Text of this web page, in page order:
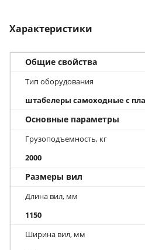
Характеристики
Общие свойства
Тип оборудования
штабелеры самоходные с
Основные параметры
Грузоподъемность, кг
2000
Размеры вил
Длина вил, мм
1150
Ширина вил, мм